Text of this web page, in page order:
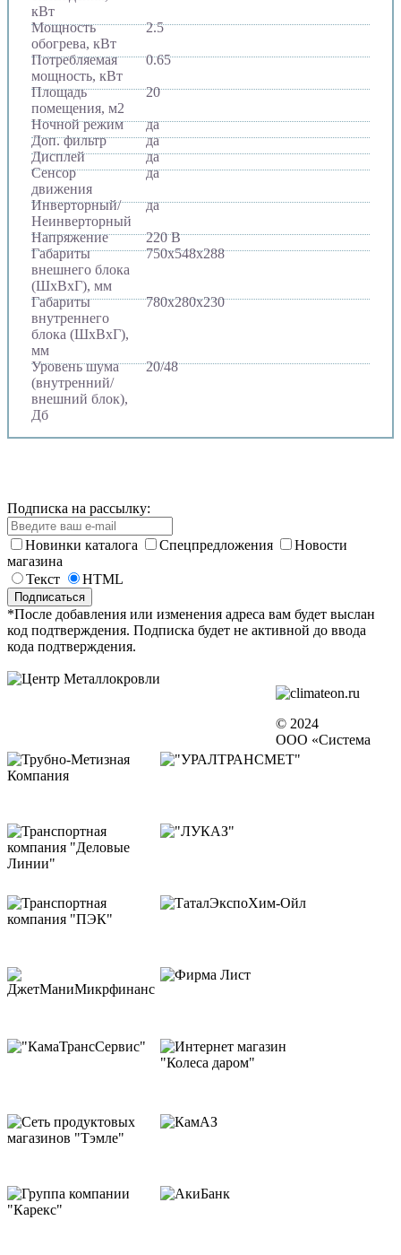
кВт
Мощность
обогрева, кВт
2.5
Потребляемая
мощность, кВт
0.65
Площадь
помещения, м2
20
Ночной режим
да
Доп. фильтр
да
Дисплей
да
Сенсор
движения
да
Инверторный/
Неинверторный
да
Напряжение
220 В
Габариты
внешнего блока
(ШхВхГ), мм
750х548х288
Габариты
внутреннего
блока (ШхВхГ),
мм
780х280х230
Уровень шума
(внутренний/
внешний блок),
Дб
20/48
Подписка на рассылку:
Новинки каталога Спецпредложения
Новости
магазина
Текст
HTML
*После добавления или изменения адреса вам будет выслан
код подтверждения. Подписка будет не активной до ввода
кода подтверждения.
© 2024
ООО «Система